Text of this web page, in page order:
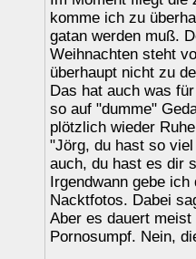
komme ich zu
gatan werden muß.
Weihnachten steht
überhaupt nicht zu
Das hat auch was
so auf "dumme"
plötzlich wieder
"Jörg, du hast so
auch, du hast es dir
Irgendwann gebe
Nacktfotos. Dabei
Aber es dauert
Pornosumpf. Nein,